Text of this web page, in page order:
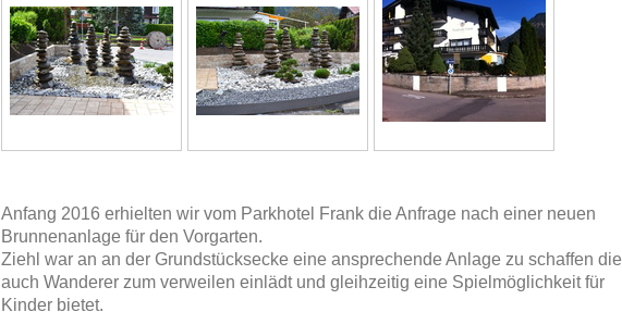
Anfang 2016 erhielten wir vom Parkhotel Frank die Anfrage nach einer neuen
Brunnenanlage für den Vorgarten.
Ziehl war an an der Grundstücksecke eine ansprechende Anlage zu schaffen die
auch Wanderer zum verweilen einlädt und gleihzeitig eine Spielmöglichkeit für
Kinder bietet.